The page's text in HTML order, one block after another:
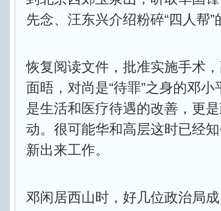
先念、汪东兴介绍粉碎“四人帮
恢复阅读文件，批准实施手术
面晤，对尚是“待罪”之身的邓
是生活和医疗待遇的改善，更
动。很可能华和高层这时已经
新出来工作。
邓闲居西山时，好几位政治局